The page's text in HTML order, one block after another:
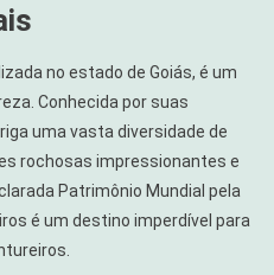
no estado de Goiás, é um
Conhecida por suas
uma vasta diversidade de
rochosas impressionantes e
Patrimônio Mundial pela
é um destino imperdível para